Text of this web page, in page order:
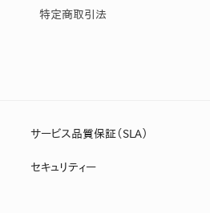
特定商取引法
サービス品質保証（SLA）
セキュリティー